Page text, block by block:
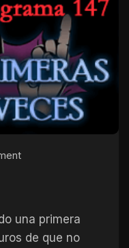
una primera
de que no